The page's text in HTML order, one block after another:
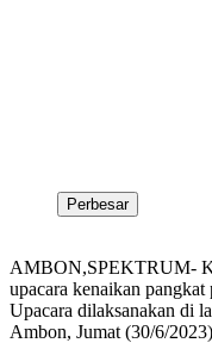
Perbesar
AMBON,SPEKTRUM-
upacara kenaikan
Upacara dilaksanakan di
Ambon, Jumat (30/6/